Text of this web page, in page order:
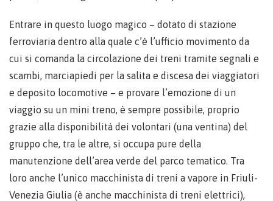
Entrare in questo luogo magico – dotato di stazione
ferroviaria dentro alla quale c’è l’ufficio movimento da
cui si comanda la circolazione dei treni tramite segnali e
scambi, marciapiedi per la salita e discesa dei viaggiatori
e deposito locomotive – e provare l’emozione di un
viaggio su un mini treno, è sempre possibile, proprio
grazie alla disponibilità dei volontari (una ventina) del
gruppo che, tra le altre, si occupa pure della
manutenzione dell’area verde del parco tematico. Tra
loro anche l’unico macchinista di treni a vapore in Friuli-
Venezia Giulia (è anche macchinista di treni elettrici),